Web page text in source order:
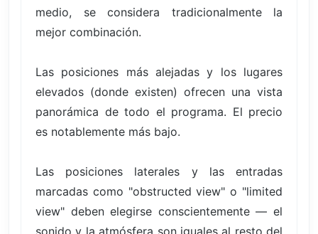
medio, se considera tradicionalmente la
mejor combinación.
Las posiciones más alejadas y los lugares
elevados (donde existen) ofrecen una vista
panorámica de todo el programa. El precio
es notablemente más bajo.
Las posiciones laterales y las entradas
marcadas como "obstructed view" o "limited
view" deben elegirse conscientemente — el
sonido y la atmósfera son iguales al resto del